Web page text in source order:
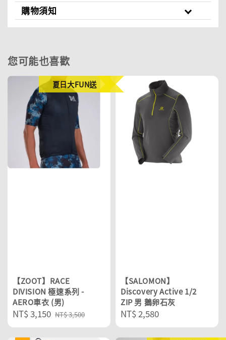
購物須知
您可能也喜歡
夏日大FUN送
【ZOOT】RACE
DIVISION 極速系列 -
AERO車衣 (男)
Sale
price
NT$ 3,150 Regular
price
NT$ 3,500
【SALOMON】
Discovery Active 1/2
ZIP 男 鵝卵石灰
Regular
price
NT$ 2,580